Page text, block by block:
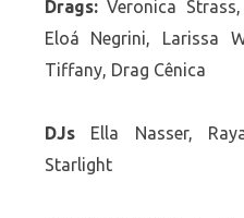
Drags:Veronica
Eloá Negrini, Larissa
Tiffany, Drag Cênica
DJs
Ella Nasser,
Starlight